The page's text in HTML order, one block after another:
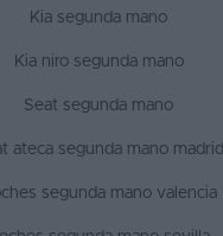
Kia segunda mano
Kia niro segunda mano
Seat segunda mano
ateca segunda mano madrid
segunda mano valencia